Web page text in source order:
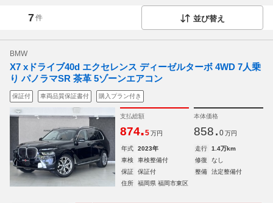
7件 並び替え
BMW
X7 xドライブ40d エクセレンス ディーゼルターボ 4WD 7人乗
り パノラマSR 茶革 5ゾーンエアコン
保証付 車両品質保証書付 購入プラン付き
支払総額
874.5 万円
本体価格
858. 0 万円
年式 2023年 走行
1.4万km
車検
車検整備付 修復
なし
保証
保証付 整備
法定整備付
住所
福岡県 福岡市東区